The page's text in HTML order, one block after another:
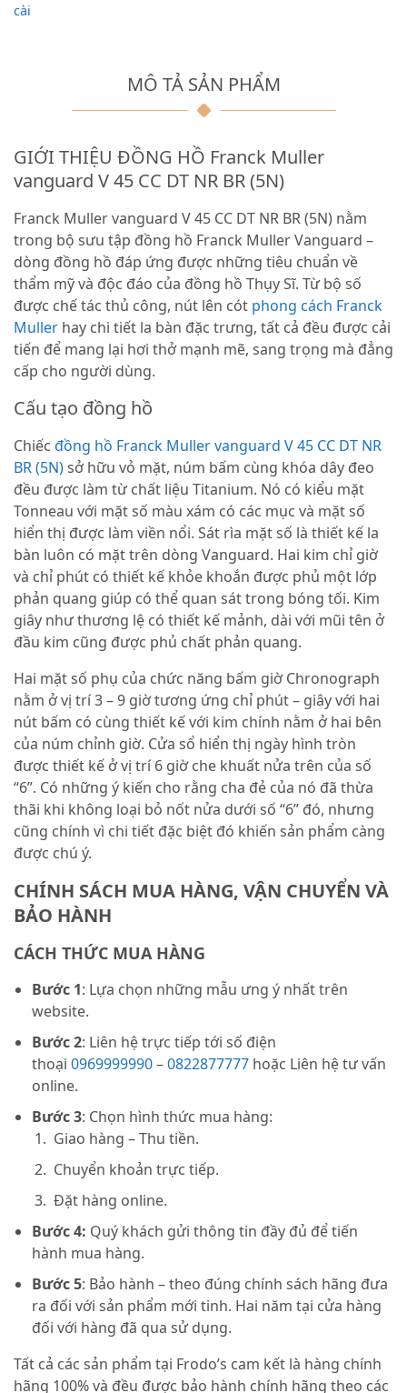
MÔ TẢ SẢN PHẨM
GIỚI THIỆU ĐỒNG HỒ Franck Muller
vanguard V 45 CC DT NR BR (5N)
Franck Muller vanguard V 45 CC DT NR BR (5N) nằm
trong bộ sưu tập đồng hồ Franck Muller Vanguard –
dòng đồng hồ đáp ứng được những tiêu chuẩn về
thẩm mỹ và độc đáo của đồng hồ Thụy Sĩ. Từ bộ số
được chế tác thủ công, nút lên cót phong cách Franck
Muller hay chi tiết la bàn đặc trưng, tất cả đều được cải
tiến để mang lại hơi thở mạnh mẽ, sang trọng mà đẳng
cấp cho người dùng.
Cấu tạo đồng hồ
Chiếc đồng hồ Franck Muller vanguard V 45 CC DT NR
BR (5N)sở hữu vỏ mặt, núm bấm cùng khóa dây đeo
đều được làm từ chất liệu Titanium. Nó có kiểu mặt
Tonneau với mặt số màu xám có các mục và mặt số
hiển thị được làm viền nổi. Sát rìa mặt số là thiết kế la
bàn luôn có mặt trên dòng Vanguard. Hai kim chỉ giờ
và chỉ phút có thiết kế khỏe khoắn được phủ một lớp
phản quang giúp có thể quan sát trong bóng tối. Kim
giây như thương lệ có thiết kế mảnh, dài với mũi tên ở
đầu kim cũng được phủ chất phản quang.
Hai mặt số phụ của chức năng bấm giờ Chronograph
nằm ở vị trí 3 – 9 giờ tương ứng chỉ phút – giây với hai
nút bấm có cùng thiết kế với kim chính nằm ở hai bên
của núm chỉnh giờ. Cửa sổ hiển thị ngày hình tròn
được thiết kế ở vị trí 6 giờ che khuất nửa trên của số
“6”. Có những ý kiến cho rằng cha đẻ của nó đã thừa
thãi khi không loại bỏ nốt nửa dưới số “6” đó, nhưng
cũng chính vì chi tiết đặc biệt đó khiến sản phẩm càng
được chú ý.
CHÍNH SÁCH MUA HÀNG, VẬN CHUYỂN VÀ
BẢO HÀNH
CÁCH THỨC MUA HÀNG
Bước 1: Lựa chọn những mẫu ưng ý nhất trên
website.
Bước 2: Liên hệ trực tiếp tới số điện
thoại 0969999990–0822877777 hoặc Liên hệ tư vấn
online.
Bước 3: Chọn hình thức mua hàng:
Giao hàng – Thu tiền.
Chuyển khoản trực tiếp.
Đặt hàng online.
Bước 4: Quý khách gửi thông tin đầy đủ để tiến
hành mua hàng.
Bước 5: Bảo hành – theo đúng chính sách hãng đưa
ra đối với sản phẩm mới tinh. Hai năm tại cửa hàng
đối với hàng đã qua sử dụng.
Tất cả các sản phẩm tại Frodo’s cam kết là hàng chính
hãng 100% và đều được bảo hành chính hãng theo các
cài